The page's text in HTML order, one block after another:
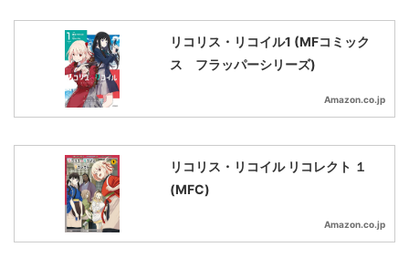
リコリス・リコイル1 (MFコミック
ス フラッパーシリーズ)
Amazon.co.jp
リコリス・リコイル リコレクト １
(MFC)
Amazon.co.jp